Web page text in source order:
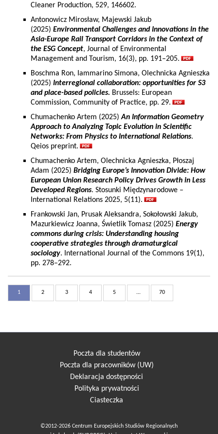
Cleaner Production, 529, 146602.
Antonowicz Mirosław, Majewski Jakub
(2025) Environmental Challenges and Innovations in the
Asia-Europe Rail Transport Corridors in the Context of
the ESG Concept, Journal of Environmental
Management and Tourism, 16(3), pp. 191–205.
Boschma Ron, Iammarino Simona, Olechnicka Agnieszka
(2025) Interregional collaboration: opportunities for S3
and place-based policies. Brussels: European
Commission, Community of Practice, pp. 29.
Chumachenko Artem (2025)An Information Geometry
Approach to Analyzing Topic Evolution in Scientific
Networks: From Physics to International Relations.
Qeios preprint.
Chumachenko Artem, Olechnicka Agnieszka, Płoszaj
Adam (2025) Bridging Europe’s Innovation Divide: How
European Union Research Policy Drives Growth in Less
Developed Regions. Stosunki Międzynarodowe –
International Relations 2025, 5(11).
Frankowski Jan, Prusak Aleksandra, Sokołowski Jakub,
Mazurkiewicz Joanna, Świetlik Tomasz (2025) Energy
commons during crisis: Understanding housing
cooperative strategies through dramaturgical
sociology. International Journal of the Commons 19(1),
pp. 278–292.
1 2 3 4 5 ... 70
Poczta dla studentów
Poczta dla pracowników (UW)
Deklaracja dostępności
Polityka prywatności
Ciasteczka
©2012-2026 Centrum Europejskich Studiów Regionalnych